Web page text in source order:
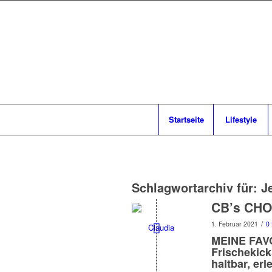
Startseite Lifestyle
Schlagwortarchiv für:
CB’s
1. Februar 2021 / 0
MEINE
haltbar,